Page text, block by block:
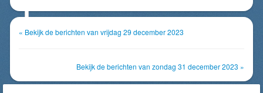
« Bekijk de berichten van vrijdag 29 december 2023
Bekijk de berichten van zondag 31 december 2023 »